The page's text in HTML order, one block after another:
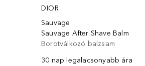
DIOR
Sauvage
Sauvage After Shave Balm
Borotválkozó balzsam
30 nap legalacsonyabb ára